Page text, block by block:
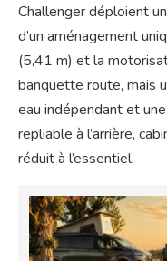
Challenger déploient
d’un aménagement
(5,41 m) et la
banquette route, mais
eau indépendant et
repliable à l’arrière,
réduit à l’essentiel.